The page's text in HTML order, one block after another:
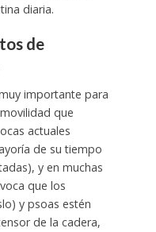
diaria.
de
importante para
que
actuales
de su tiempo
y en muchas
que los
y psoas estén
de la cadera,